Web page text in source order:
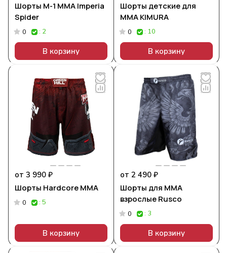
Шорты M-1 ММА Imperia
Spider
0 : 2
В корзину
Шорты детские для
MMA KIMURA
0 : 10
В корзину
от 3 990 ₽
Шорты Hardcore MMA
0 : 5
В корзину
от 2 490 ₽
Шорты для MMA
взрослые Rusco
0 : 3
В корзину